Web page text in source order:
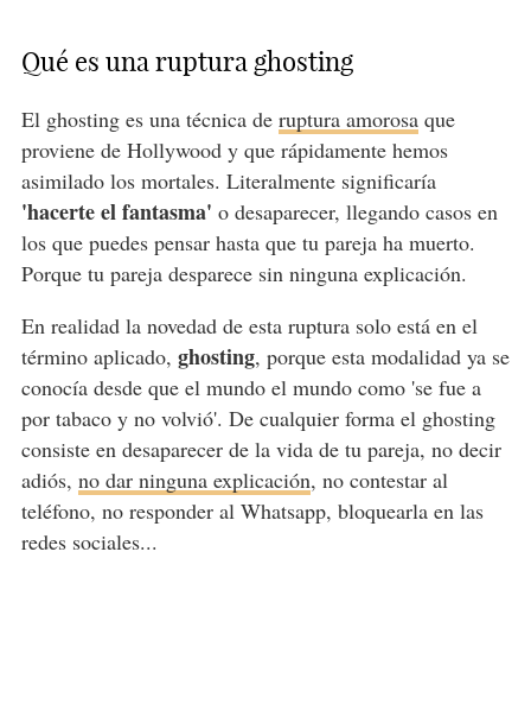
Qué es una ruptura ghosting
El ghosting es una técnica de ruptura amorosaque
proviene de Hollywood y que rápidamente hemos
asimilado los mortales. Literalmente significaría
'hacerte el fantasma' o desaparecer, llegando casos en
los que puedes pensar hasta que tu pareja ha muerto.
Porque tu pareja desparece sin ninguna explicación.
En realidad la novedad de esta ruptura solo está en el
término aplicado, ghosting, porque esta modalidad ya se
conocía desde que el mundo el mundo como 'se fue a
por tabaco y no volvió'. De cualquier forma el ghosting
consiste en desaparecer de la vida de tu pareja, no decir
adiós, no dar ninguna explicación, no contestar al
teléfono, no responder al Whatsapp, bloquearla en las
redes sociales...